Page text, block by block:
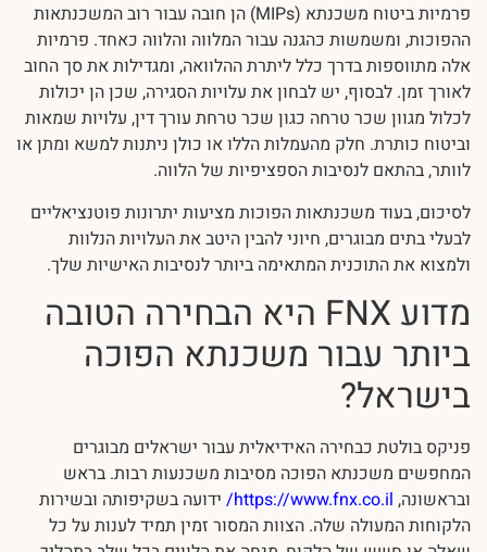
פרמיות ביטוח משכנתא (MIPs) הן חובה עבור רוב המשכנתאות
ההפוכות, ומשמשות כהגנה עבור המלווה והלווה כאחד. פרמיות
אלה מתווספות בדרך כלל ליתרת ההלוואה, ומגדילות את סך החוב
לאורך זמן. לבסוף, יש לבחון את עלויות הסגירה, שכן הן יכולות
לכלול מגוון שכר טרחה כגון שכר טרחת עורך דין, עלויות שמאות
וביטוח כותרת. חלק מהעמלות הללו או כולן ניתנות למשא ומתן או
לוותר, בהתאם לנסיבות הספציפיות של הלווה.
לסיכום, בעוד משכנתאות הפוכות מציעות יתרונות פוטנציאליים
לבעלי בתים מבוגרים, חיוני להבין היטב את העלויות הנלוות
ולמצוא את התוכנית המתאימה ביותר לנסיבות האישיות שלך.
מדוע FNX היא הבחירה הטובה
ביותר עבור משכנתא הפוכה
בישראל?
פניקס בולטת כבחירה האידיאלית עבור ישראלים מבוגרים
המחפשים משכנתא הפוכה מסיבות משכנעות רבות. בראש
ובראשונה, https://www.fnx.co.il/ ידועה בשקיפותה ובשירות
הלקוחות המעולה שלה. הצוות המסור זמין תמיד לענות על כל